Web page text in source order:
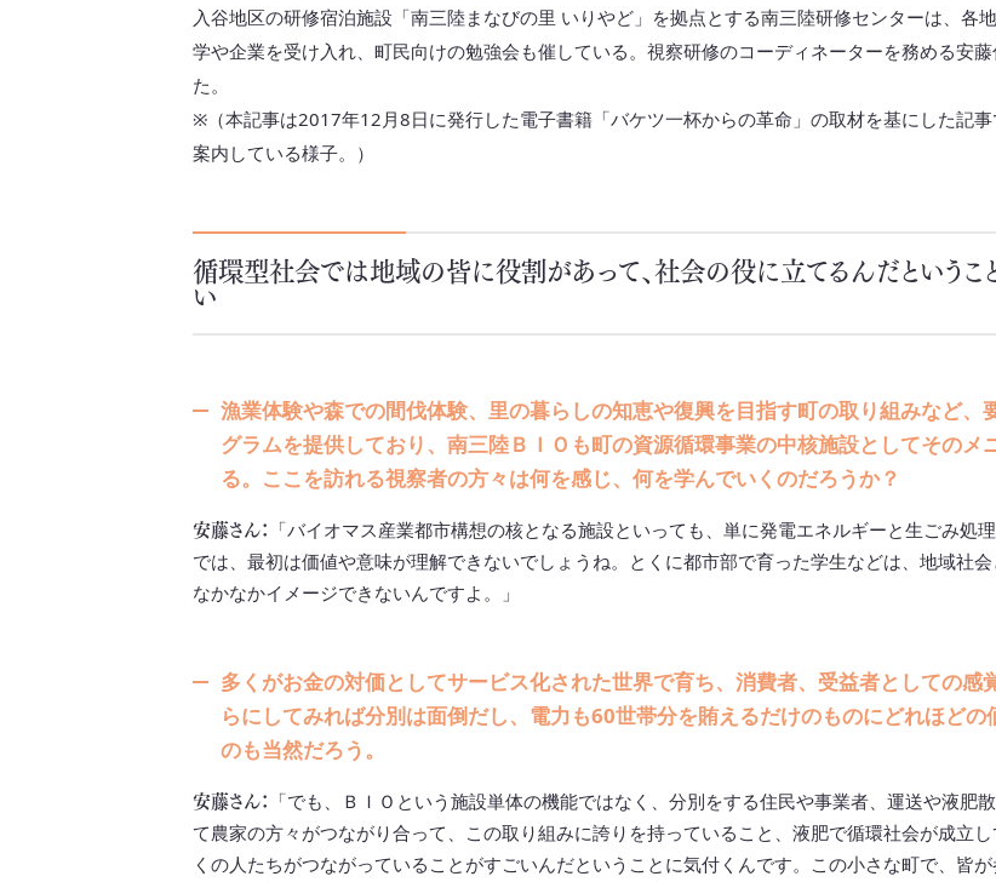
入谷地区の研修宿泊施設「南三陸まなびの里 いりやど」を拠点とする南三陸研修センターは、各
学や企業を受け入れ、町民向けの勉強会も催している。視察研修のコーディネーターを務める安
た。
※（本記事は2017年12月8日に発行した電子書籍「バケツ一杯からの革命 」の取材を基にした記
案内している様子。）
循環型社会では地域の皆に役割があって、社会の役に立てるんだというこ
い
漁業体験や森での間伐体験、里の暮らしの知恵や復興を目指す町の取り組みなど、
グラムを提供しており、南三陸ＢＩＯも町の資源循環事業の中核施設としてそのメ
る。ここを訪れる視察者の方々は何を感じ、何を学んでいくのだろうか？
安藤さん： 「バイオマス産業都市構想の核となる施設といっても、単に発電エネルギーと生ごみ処
では、最初は価値や意味が理解できないでしょうね。とくに都市部で育った学生などは、地域社
なかなかイメージできないんですよ。」
多くがお金の対価としてサービス化された世界で育ち、消費者、受益者としての感
らにしてみれば分別は面倒だし、電力も60世帯分を賄えるだけのものにどれほどの
のも当然だろう。
安藤さん： 「でも、ＢＩＯという施設単体の機能ではなく、分別をする住民や事業者、運送や液肥
て農家の方々がつながり合って、この取り組みに誇りを持っていること、液肥で循環社会が成立
くの人たちがつながっていることがすごいんだということに気付くんです。この小さな町で、皆